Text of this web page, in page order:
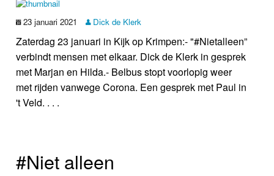
23 januari 2021 Dick de Klerk
Zaterdag 23 januari in Kijk op Krimpen:- "#Nietalleen”
verbindt mensen met elkaar. Dick de Klerk in gesprek
met Marjan en Hilda.- Belbus stopt voorlopig weer
met rijden vanwege Corona. Een gesprek met Paul in
't Veld. . . .
#Niet alleen